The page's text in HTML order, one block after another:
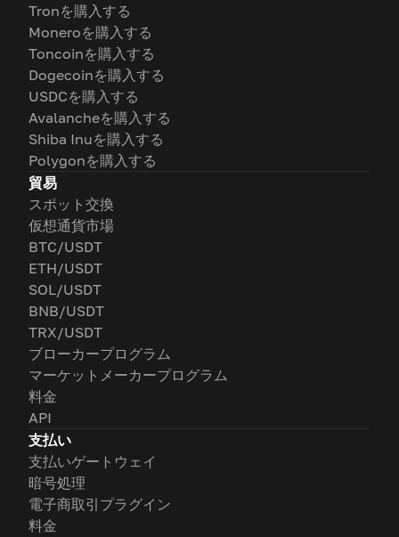
Tronを購入する
Moneroを購入する
Toncoinを購入する
Dogecoinを購入する
USDCを購入する
Avalancheを購入する
Shiba Inuを購入する
Polygonを購入する
貿易
スポット交換
仮想通貨市場
BTC/USDT
ETH/USDT
SOL/USDT
BNB/USDT
TRX/USDT
ブローカープログラム
マーケットメーカープログラム
料金
API
支払い
支払いゲートウェイ
暗号処理
電子商取引プラグイン
料金